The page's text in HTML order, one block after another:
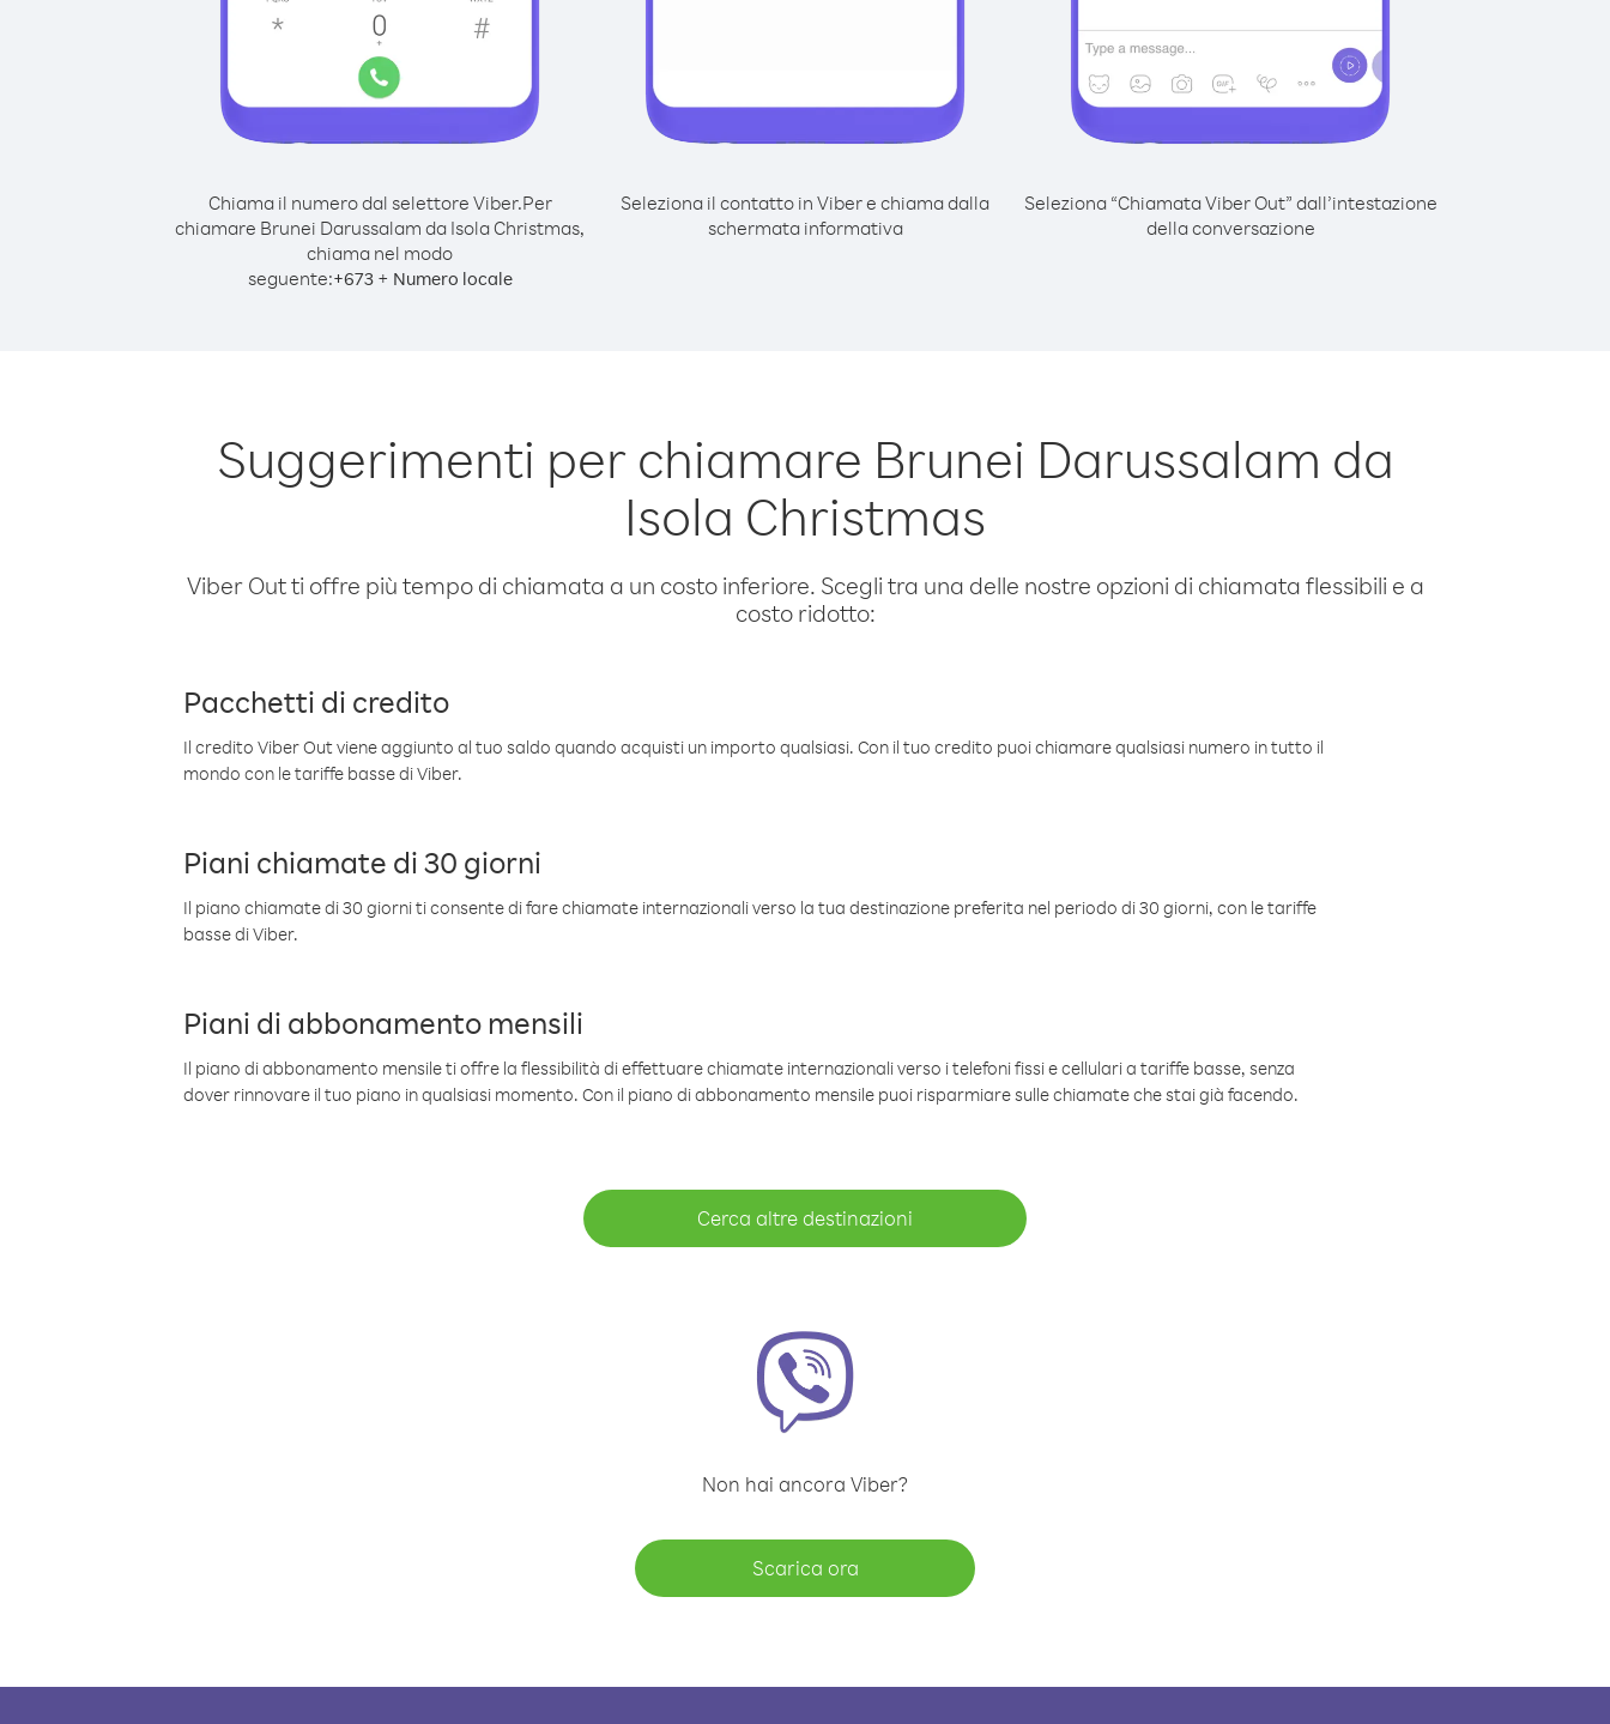
Chiama il numero dal selettore Viber.Per
chiamare Brunei Darussalam da Isola Christmas,
chiama nel modo
seguente:+673+ Numero locale
Seleziona il contatto in Viber e chiama dalla
schermata informativa
Seleziona “Chiamata Viber Out” dall’intestazione
della conversazione
Suggerimenti per chiamare Brunei Darussalam da
Isola Christmas
Viber Out ti offre più tempo di chiamata a un costo inferiore. Scegli tra una delle nostre opzioni di chiamata flessibili e a
costo ridotto:
Pacchetti di credito
Il credito Viber Out viene aggiunto al tuo saldo quando acquisti un importo qualsiasi. Con il tuo credito puoi chiamare qualsiasi numero in tutto il
mondo con le tariffe basse di Viber.
Piani chiamate di 30 giorni
Il piano chiamate di 30 giorni ti consente di fare chiamate internazionali verso la tua destinazione preferita nel periodo di 30 giorni, con le tariffe
basse di Viber.
Piani di abbonamento mensili
Il piano di abbonamento mensile ti offre la flessibilità di effettuare chiamate internazionali verso i telefoni fissi e cellulari a tariffe basse, senza
dover rinnovare il tuo piano in qualsiasi momento. Con il piano di abbonamento mensile puoi risparmiare sulle chiamate che stai già facendo.
Cerca altre destinazioni
Non hai ancora Viber?
Scarica ora